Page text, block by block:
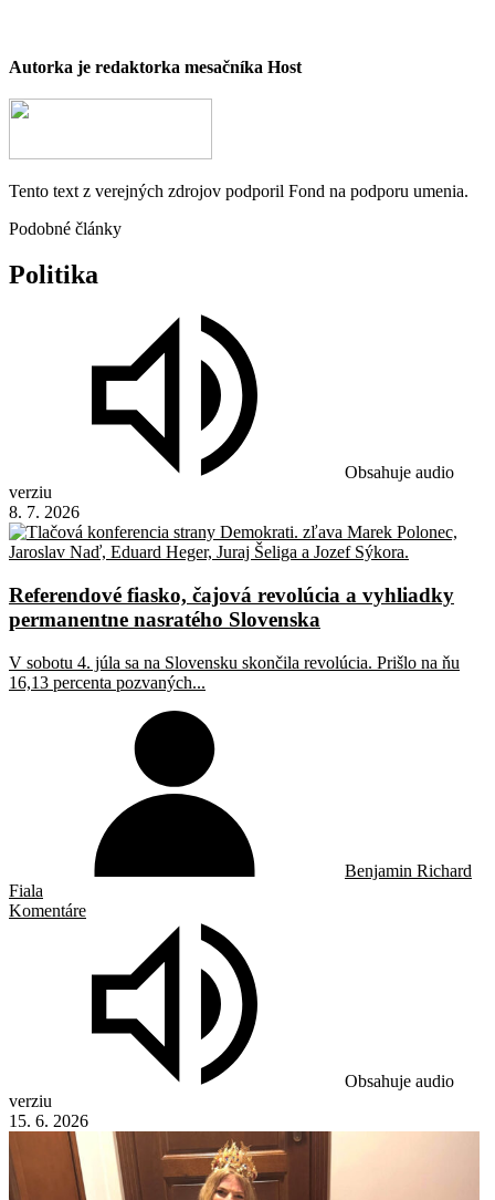
Autorka je redaktorka mesačníka Host
Tento text z verejných zdrojov podporil Fond na podporu umenia.
Podobné články
Politika
Obsahuje audio
verziu
8. 7. 2026
Referendové fiasko, čajová revolúcia a vyhliadky
permanentne nasratého Slovenska
V sobotu 4. júla sa na Slovensku skončila revolúcia. Prišlo na ňu
16,13 percenta pozvaných...
Benjamin Richard
Fiala
Komentáre
Obsahuje audio
verziu
15. 6. 2026